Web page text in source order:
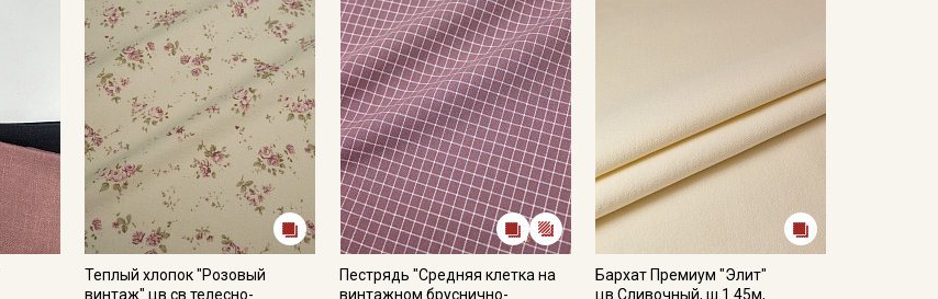
Теплый хлопок "Розовый
винтаж" цв.св.телесно-
Пестрядь "Средняя клетка на
винтажном бруснично-
Бархат Премиум "Элит"
цв.Сливочный, ш.1.45м,